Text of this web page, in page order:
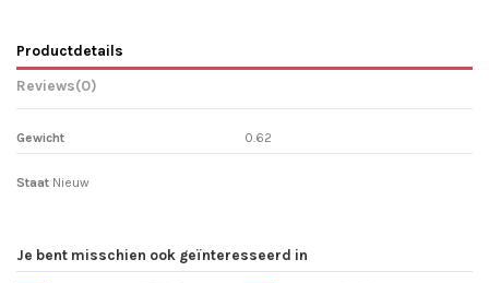
Productdetails
Reviews(0)
Gewicht 0.62
Staat Nieuw
Je bent misschien ook geïnteresseerd in